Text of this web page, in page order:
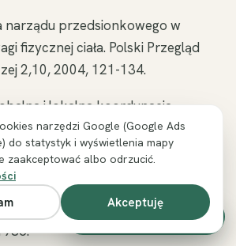
narządu przedsionkowego w
fizycznej ciała. Polski Przegląd
2,10, 2004, 121-134.
i lokalna koordynacja
Stowarzyszenie Motoryki
2006.
of the vestibular end organ and
Cummings C. i in. (red.)
Zadzwoń i umów wizytę
narzędzi Google (Google Ads
do statystyk i wyświetlenia mapy
zaakceptować albo odrzucić.
Akceptuję